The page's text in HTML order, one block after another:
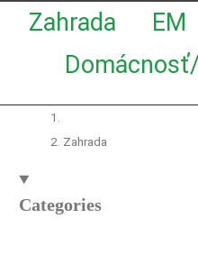
Zahrada EM
Zahrada
Categories